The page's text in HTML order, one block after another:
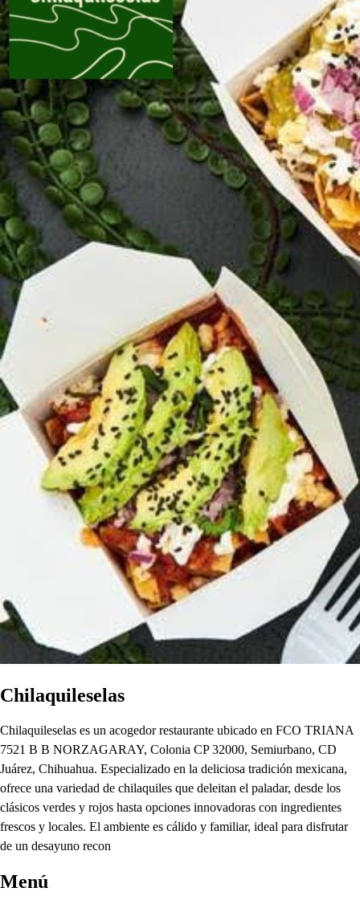
Chilaquileselas
Chilaquileselas es un acogedor restaurante ubicado en FCO TRIANA
7521 B B NORZAGARAY, Colonia CP 32000, Semiurbano, CD
Juárez, Chihuahua. Especializado en la deliciosa tradición mexicana,
ofrece una variedad de chilaquiles que deleitan el paladar, desde los
clásicos verdes y rojos hasta opciones innovadoras con ingredientes
frescos y locales. El ambiente es cálido y familiar, ideal para disfrutar
de un desayuno recon
Menú